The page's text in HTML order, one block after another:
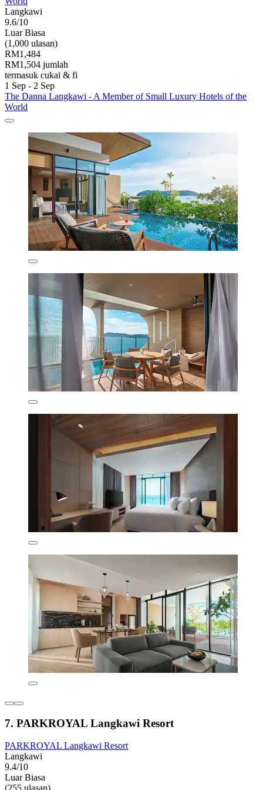
Langkawi
9.6/10
Luar Biasa
(1,000 ulasan)
RM1,484
RM1,504 jumlah
termasuk cukai & fi
1 Sep - 2 Sep
The Danna Langkawi - A Member of Small Luxury Hotels of the
World
7. PARKROYAL Langkawi Resort
PARKROYAL Langkawi Resort
Langkawi
9.4/10
Luar Biasa